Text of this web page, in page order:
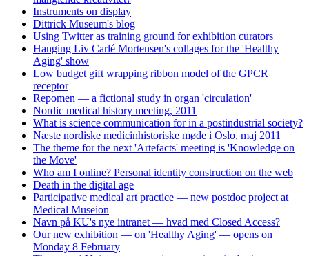
Instruments on display
Dittrick Museum's blog
Using Twitter as training ground for exhibition curators
Hanging Liv Carlé Mortensen's collages for the 'Healthy
Aging' show
Low budget gift wrapping ribbon model of the GPCR
receptor
Repomen — a fictional study in organ 'circulation'
Nordic medical history meeting, 2011
What is science communication for in a postindustrial society?
Næste nordiske medicinhistoriske møde i Oslo, maj 2011
The theme for the next 'Artefacts' meeting is 'Knowledge on
the Move'
Who am I online? Personal identity construction on the web
Death in the digital age
Participative medical art practice — new postdoc project at
Medical Museion
Navn på KU's nye intranet — hvad med Closed Access?
Our new exhibition — on 'Healthy Aging' — opens on
Monday 8 February